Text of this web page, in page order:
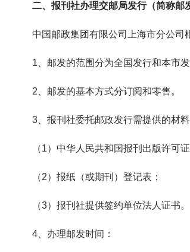
二、报刊社办理交邮局发行（简称邮
中国邮政集团有限公司上海市分公司根
1、邮发的范围分为全国发行和本市发
2、邮发的基本方式分订阅和零售。
3、报刊社委托邮政发行需提供的材料
（1）中华人民共和国报刊出版许可证
（2）报纸（或期刊）登记表；
（3）报刊社提供签约单位法人证书。
4、办理邮发时间：